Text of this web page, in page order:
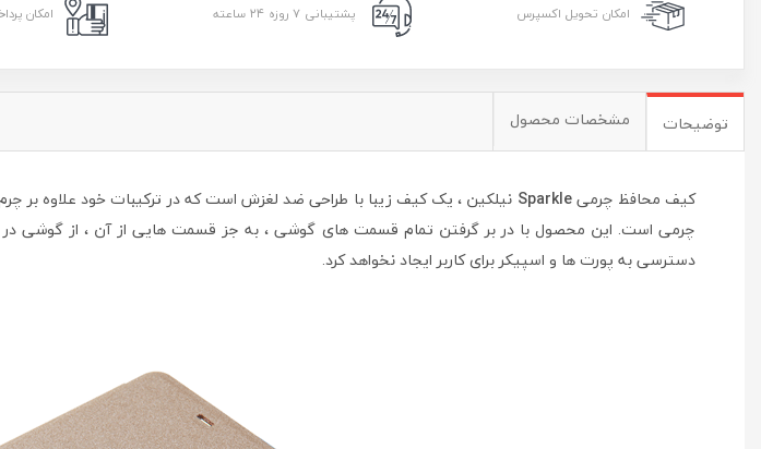
امکان تحویل اکسپرس پشتیبانی ۷ روزه ۲۴ ساعته امکان
توضیحات مشخصات محصول
کیف محافظ چرمیSparkle نیلکین ، یک کیف زیبا با طراحی ضد لغزش است که در ترکیبات خود علاوه بر
چرمی است. این محصول با در بر گرفتن تمام قسمت های گوشی ، به جز قسمت هایی از آن ، از گوشی
دسترسی به پورت ها و اسپیکر برای کاربر ایجاد نخواهد کرد.